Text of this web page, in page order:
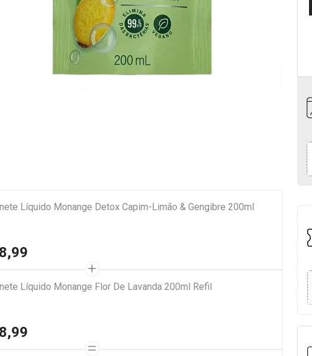
Líquido Monange Detox Capim-Limão & Gengibre 200ml
Líquido Monange Flor De Lavanda 200ml Refil